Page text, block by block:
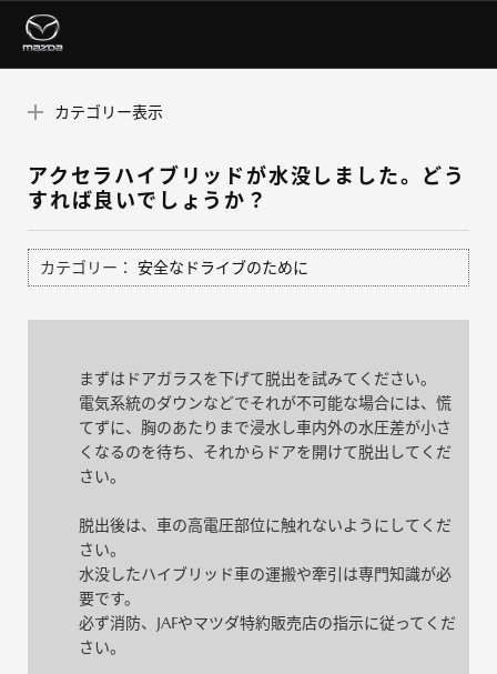
カテゴリー表示
アクセラハイブリッドが水没しました。どう
すれば良いでしょうか？
カテゴリー： 安全なドライブのために
まずはドアガラスを下げて脱出を試みてください。
電気系統のダウンなどでそれが不可能な場合には、慌
てずに、胸のあたりまで浸水し車内外の水圧差が小さ
くなるのを待ち、それからドアを開けて脱出してくだ
さい。
脱出後は、車の高電圧部位に触れないようにしてくだ
さい。
水没したハイブリッド車の運搬や牽引は専門知識が必
要です。
必ず消防、JAFやマツダ特約販売店の指示に従ってくだ
さい。